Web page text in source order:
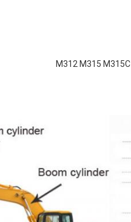
M312 M315 M315C